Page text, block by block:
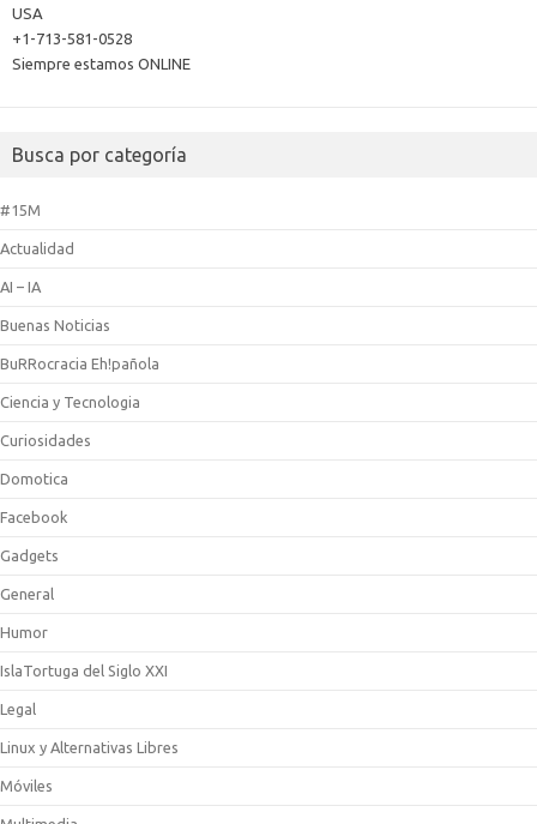
USA
+1-713-581-0528
Siempre estamos ONLINE
Busca por categoría
#15M
Actualidad
AI – IA
Buenas Noticias
BuRRocracia Eh!pañola
Ciencia y Tecnologia
Curiosidades
Domotica
Facebook
Gadgets
General
Humor
IslaTortuga del Siglo XXI
Legal
Linux y Alternativas Libres
Móviles